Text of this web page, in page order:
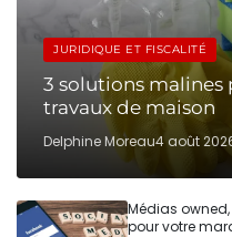
JURIDIQUE ET FISCALITÉ
3 solutions malines
travaux de maison
Delphine Moreau4 août
Médias
pour votre